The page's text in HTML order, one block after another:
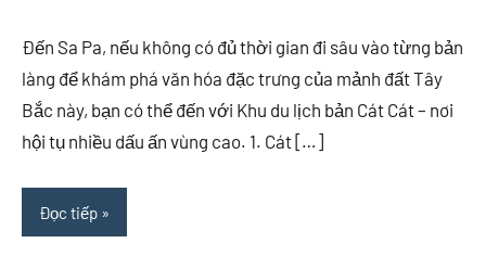
Đến Sa Pa, nếu không có đủ thời gian đi sâu vào từng bản
làng để khám phá văn hóa đặc trưng của mảnh đất Tây
Bắc này, bạn có thể đến với Khu du lịch bản Cát Cát – nơi
hội tụ nhiều dấu ấn vùng cao. 1. Cát […]
Đọc tiếp